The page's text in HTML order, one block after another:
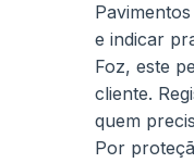
e indicar
Foz, este
cliente.
quem
Por